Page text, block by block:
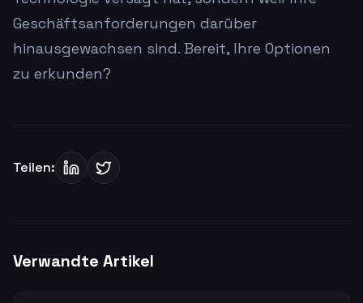
Geschäftsanforderungen darüber
hinausgewachsen sind. Bereit, Ihre Optionen
zu erkunden?
Teilen:
Verwandte Artikel